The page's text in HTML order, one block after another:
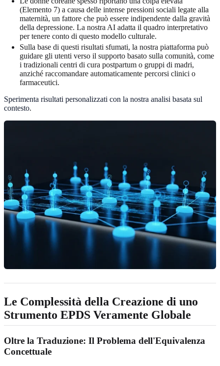
(Elemento 7) a causa delle intense pressioni sociali legate alla
maternità, un fattore che può essere indipendente dalla gravità
della depressione. La nostra AI adatta il quadro interpretativo
per tenere conto di questo modello culturale.
Sulla base di questi risultati sfumati, la nostra piattaforma può
guidare gli utenti verso il supporto basato sulla comunità, come
i tradizionali centri di cura postpartum o gruppi di madri,
anziché raccomandare automaticamente percorsi clinici o
farmaceutici.
Sperimenta risultati personalizzati con la nostra analisi basata sul
contesto.
Le Complessità della Creazione di uno
Strumento EPDS Veramente Globale
Oltre la Traduzione: Il Problema dell'Equivalenza
Concettuale